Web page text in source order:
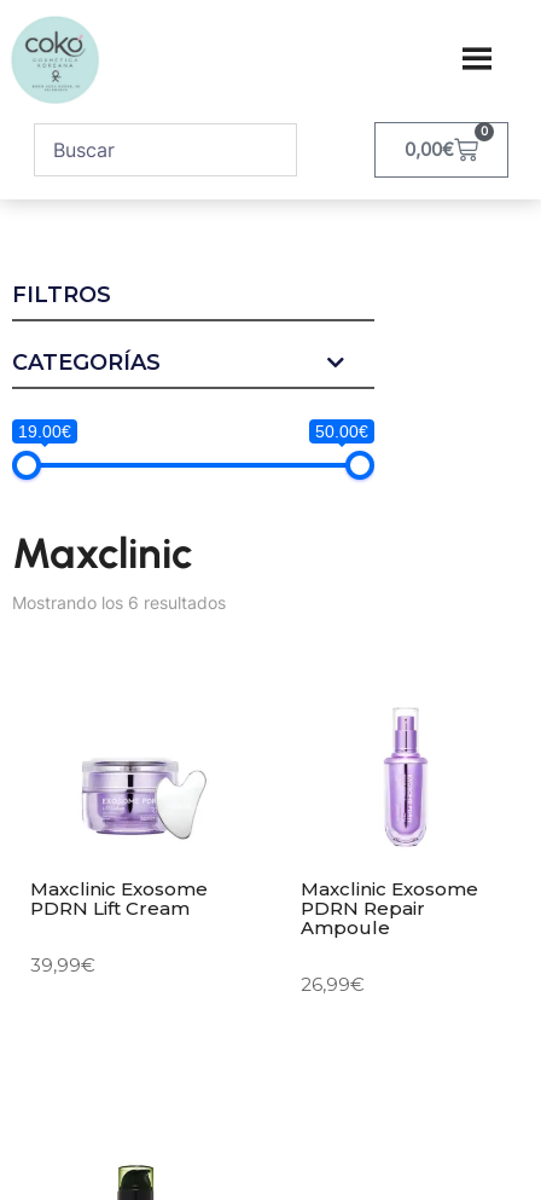
0,00€
0
FILTROS
CATEGORÍAS
19.00€ 50.00€
Maxclinic
Mostrando los 6 resultados
Maxclinic Exosome
PDRN Lift Cream
39,99€
Maxclinic Exosome
PDRN Repair
Ampoule
26,99€